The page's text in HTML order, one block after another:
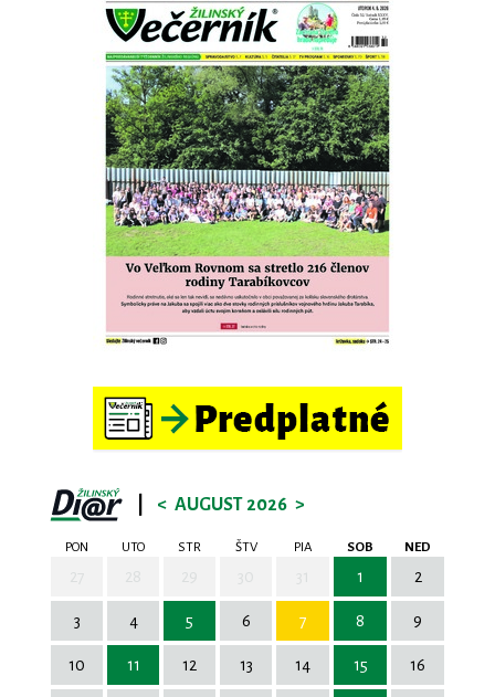
< AUGUST 2026 >
PON UTO STR ŠTV PIA SOB NED
1 2
3 4 5 6 7 8 9
10 11 12 13 14 15 16